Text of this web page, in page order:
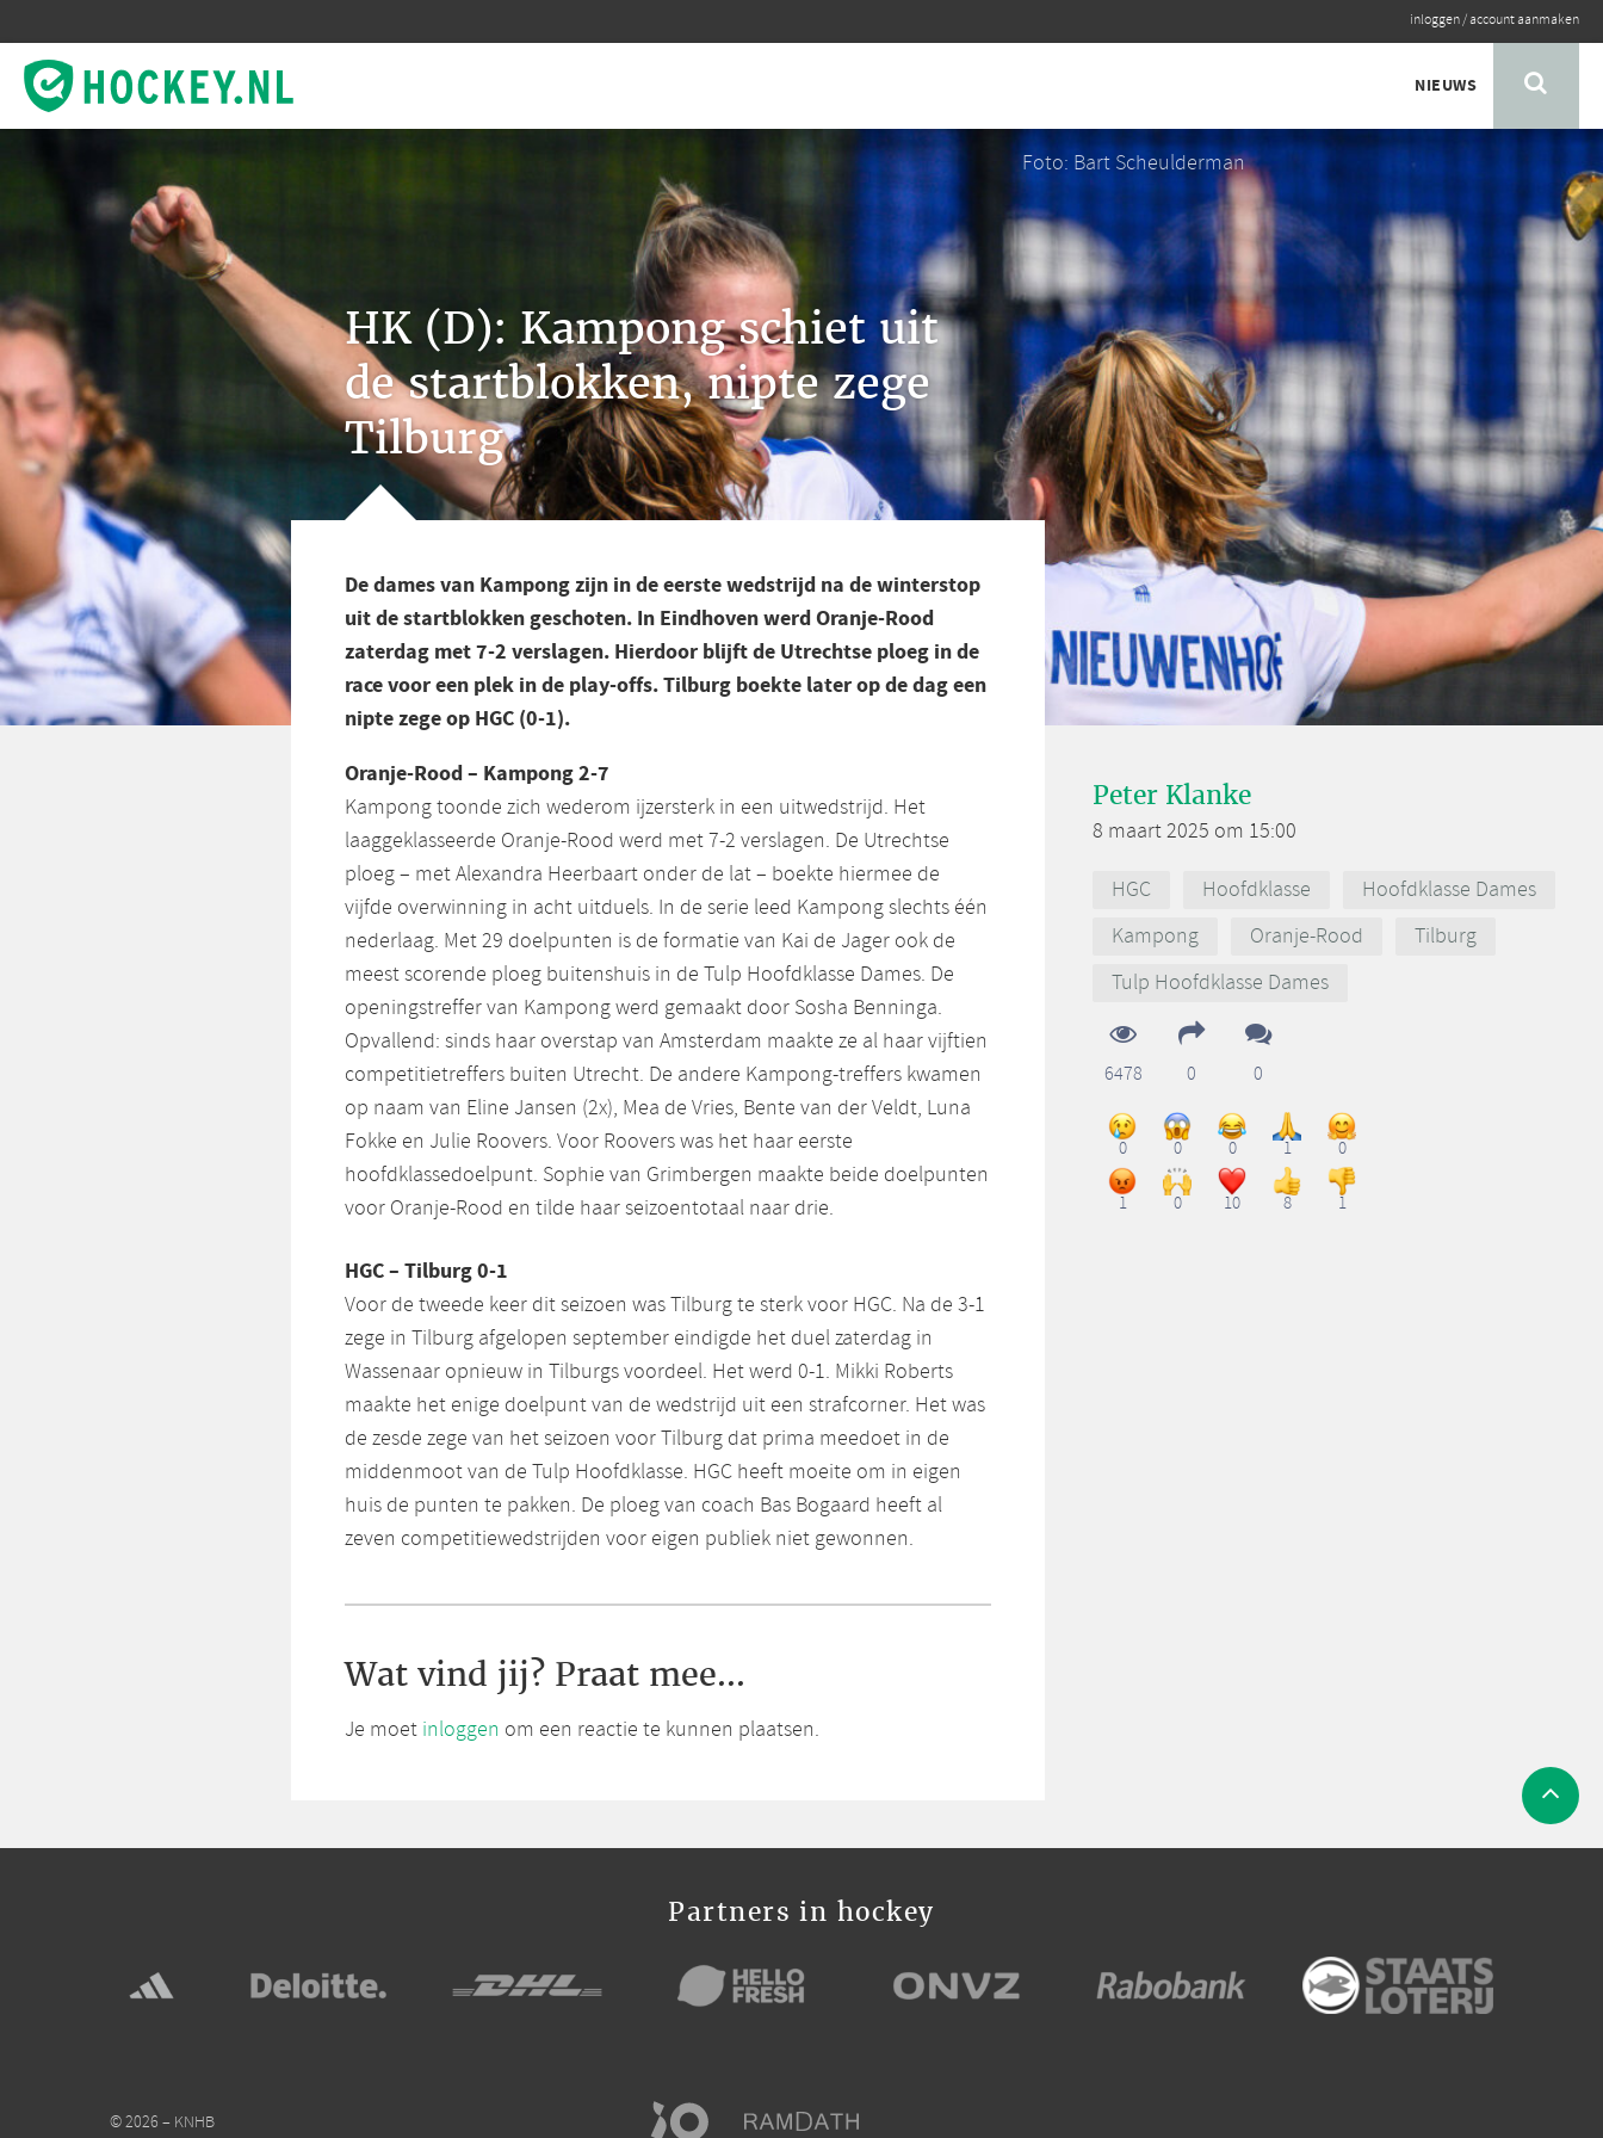
inloggen/account aanmaken
NIEUWS
Foto: Bart Scheulderman
HK (D): Kampong schiet uit
de startblokken, nipte zege
Tilburg
De dames van Kampong zijn in de eerste wedstrijd na de winterstop
uit de startblokken geschoten. In Eindhoven werd Oranje-Rood
zaterdag met 7-2 verslagen. Hierdoor blijft de Utrechtse ploeg in de
race voor een plek in de play-offs. Tilburg boekte later op de dag een
nipte zege op HGC (0-1).
Oranje-Rood – Kampong 2-7
Kampong toonde zich wederom ijzersterk in een uitwedstrijd. Het
laaggeklasseerde Oranje-Rood werd met 7-2 verslagen. De Utrechtse
ploeg – met Alexandra Heerbaart onder de lat – boekte hiermee de
vijfde overwinning in acht uitduels. In de serie leed Kampong slechts één
nederlaag. Met 29 doelpunten is de formatie van Kai de Jager ook de
meest scorende ploeg buitenshuis in de Tulp Hoofdklasse Dames. De
openingstreffer van Kampong werd gemaakt door Sosha Benninga.
Opvallend: sinds haar overstap van Amsterdam maakte ze al haar vijftien
competitietreffers buiten Utrecht. De andere Kampong-treffers kwamen
op naam van Eline Jansen (2x), Mea de Vries, Bente van der Veldt, Luna
Fokke en Julie Roovers. Voor Roovers was het haar eerste
hoofdklassedoelpunt. Sophie van Grimbergen maakte beide doelpunten
voor Oranje-Rood en tilde haar seizoentotaal naar drie.
HGC – Tilburg 0-1
Voor de tweede keer dit seizoen was Tilburg te sterk voor HGC. Na de 3-1
zege in Tilburg afgelopen september eindigde het duel zaterdag in
Wassenaar opnieuw in Tilburgs voordeel. Het werd 0-1. Mikki Roberts
maakte het enige doelpunt van de wedstrijd uit een strafcorner. Het was
de zesde zege van het seizoen voor Tilburg dat prima meedoet in de
middenmoot van de Tulp Hoofdklasse. HGC heeft moeite om in eigen
huis de punten te pakken. De ploeg van coach Bas Bogaard heeft al
zeven competitiewedstrijden voor eigen publiek niet gewonnen.
Wat vind jij? Praat mee...
Je moet inloggen om een reactie te kunnen plaatsen.
Peter Klanke
8 maart 2025 om 15:00
HGC Hoofdklasse
Hoofdklasse Dames
Kampong
Oranje-Rood
Tilburg
Tulp Hoofdklasse Dames
6478 0 0
0 0 0 1 0
1 0 10 8 1
Partners in hockey
© 2026 – KNHB